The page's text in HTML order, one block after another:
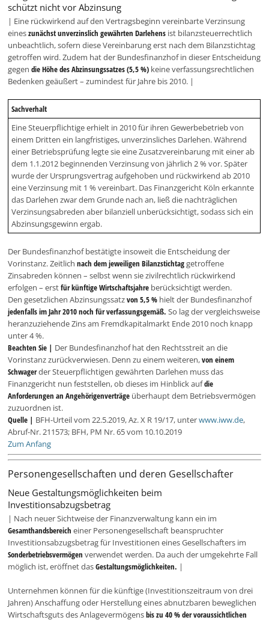
schützt nicht vor Abzinsung
| Eine rückwirkend auf den Vertragsbeginn vereinbarte Verzinsung
eineszunächst unverzinslich gewährten Darlehens ist bilanzsteuerrechtlich
unbeachtlich, sofern diese Vereinbarung erst nach dem Bilanzstichtag
getroffen wird. Zudem hat der Bundesfinanzhof in dieser Entscheidung
gegendie Höhe des Abzinsungssatzes (5,5 %) keine verfassungsrechtlichen
Bedenken geäußert – zumindest für Jahre bis 2010. |
Sachverhalt
Eine Steuerpflichtige erhielt in 2010 für ihren Gewerbebetrieb von
einem Dritten ein langfristiges, unverzinsliches Darlehen. Während
einer Betriebsprüfung legte sie eine Zusatzvereinbarung mit einer ab
dem 1.1.2012 beginnenden Verzinsung von jährlich 2 % vor. Später
wurde der Ursprungsvertrag aufgehoben und rückwirkend ab 2010
eine Verzinsung mit 1 % vereinbart. Das Finanzgericht Köln erkannte
das Darlehen zwar dem Grunde nach an, ließ die nachträglichen
Verzinsungsabreden aber bilanziell unberücksichtigt, sodass sich ein
Abzinsungsgewinn ergab.
Der Bundesfinanzhof bestätigte insoweit die Entscheidung der
Vorinstanz. Zeitlichnach dem jeweiligen Bilanzstichtaggetroffene
Zinsabreden können – selbst wenn sie zivilrechtlich rückwirkend
erfolgen – erstfür künftige Wirtschaftsjahre berücksichtigt werden.
Den gesetzlichen Abzinsungssatzvon 5,5 % hielt der Bundesfinanzhof
jedenfalls im Jahr 2010 noch für verfassungsgemäß. So lag der vergleichsweise
heranzuziehende Zins am Fremdkapitalmarkt Ende 2010 noch knapp
unter 4 %.
Beachten Sie | Der Bundesfinanzhof hat den Rechtsstreit an die
Vorinstanz zurückverwiesen. Denn zu einem weiteren,von einem
Schwagerder Steuerpflichtigen gewährten Darlehen muss das
Finanzgericht nun feststellen, ob dieses im Hinblick aufdie
Anforderungen an Angehörigenverträge überhaupt dem Betriebsvermögen
zuzuordnen ist.
Quelle | BFH-Urteil vom 22.5.2019, Az. X R 19/17, unterwww.iww.de,
Abruf-Nr. 211573; BFH, PM Nr. 65 vom 10.10.2019
Zum Anfang
Personengesellschaften und deren Gesellschafter
Neue Gestaltungsmöglichkeiten beim
Investitionsabzugsbetrag
| Nach neuer Sichtweise der Finanzverwaltung kann ein im
Gesamthandsbereicheiner Personengesellschaft beanspruchter
Investitionsabzugsbetrag für Investitionen eines Gesellschafters im
Sonderbetriebsvermögen verwendet werden. Da auch der umgekehrte Fall
möglich ist, eröffnet dasGestaltungsmöglichkeiten. |
Unternehmen können für die künftige (Investitionszeitraum von drei
Jahren) Anschaffung oder Herstellung eines abnutzbaren beweglichen
Wirtschaftsguts des Anlagevermögensbis zu 40 % der voraussichtlichen